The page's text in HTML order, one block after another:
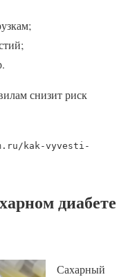
снизит риск
kak-vyvesti-
диабете
Сахарный